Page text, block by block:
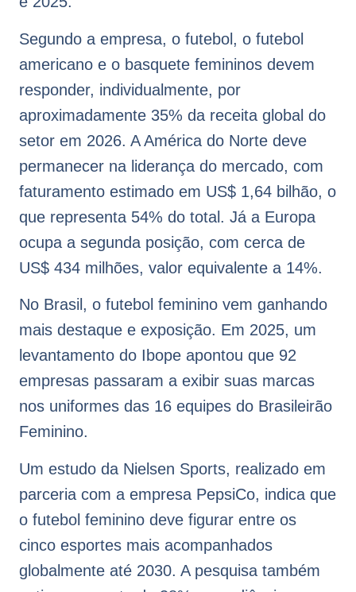
Segundo a empresa, o futebol, o futebol
americano e o basquete femininos devem
responder, individualmente, por
aproximadamente 35% da receita global do
setor em 2026. A América do Norte deve
permanecer na liderança do mercado, com
faturamento estimado em US$ 1,64 bilhão, o
que representa 54% do total. Já a Europa
ocupa a segunda posição, com cerca de
US$ 434 milhões, valor equivalente a 14%.
No Brasil, o futebol feminino vem ganhando
mais destaque e exposição. Em 2025, um
levantamento do Ibope apontou que 92
empresas passaram a exibir suas marcas
nos uniformes das 16 equipes do Brasileirão
Feminino.
Um estudo da Nielsen Sports, realizado em
parceria com a empresa PepsiCo, indica que
o futebol feminino deve figurar entre os
cinco esportes mais acompanhados
globalmente até 2030. A pesquisa também